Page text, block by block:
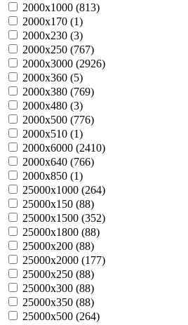
2000х1000 (813)
2000х170 (1)
2000х230 (3)
2000х250 (767)
2000х3000 (2926)
2000х360 (5)
2000х380 (769)
2000х480 (3)
2000х500 (776)
2000х510 (1)
2000х6000 (2410)
2000х640 (766)
2000х850 (1)
25000х1000 (264)
25000х150 (88)
25000х1500 (352)
25000х1800 (88)
25000х200 (88)
25000х2000 (177)
25000х250 (88)
25000х300 (88)
25000х350 (88)
25000х500 (264)